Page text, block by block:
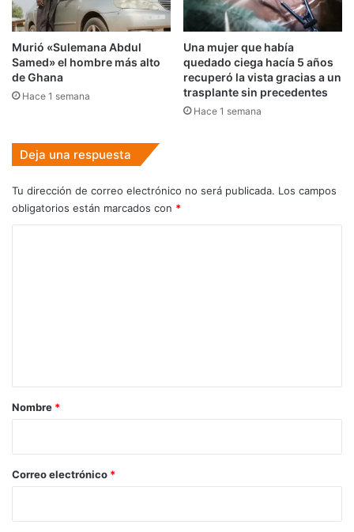
Murió «Sulemana Abdul
Samed» el hombre más alto
de Ghana
Hace 1 semana
Una mujer que había
quedado ciega hacía 5 años
recuperó la vista gracias a un
trasplante sin precedentes
Hace 1 semana
Deja una respuesta
Tu dirección de correo electrónico no será publicada. Los campos
obligatorios están marcados con *
r
*
Nombre *
Correo electrónico *